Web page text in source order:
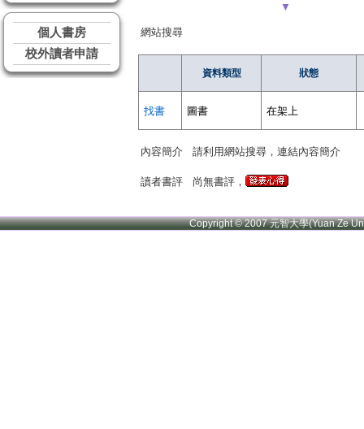
個人書房
校外讀者申請
▼
網站搜尋
資料類型 狀態
找書 圖書 在架上
內容簡介 請利用網站搜尋，連結內容簡介
讀者書評 尚無書評，
Copyright © 2007 元智大學(Yuan Ze